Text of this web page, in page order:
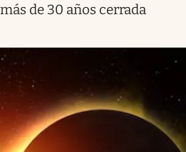
de 30 años cerrada